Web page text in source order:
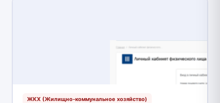
ЖКХ (Жилищно-коммунальное хозяйство)